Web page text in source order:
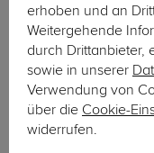
erhoben und an
Weitergehende
durch Drittanbieter,
sowie in unserer
Verwendung von
über die Cookie-
widerrufen.